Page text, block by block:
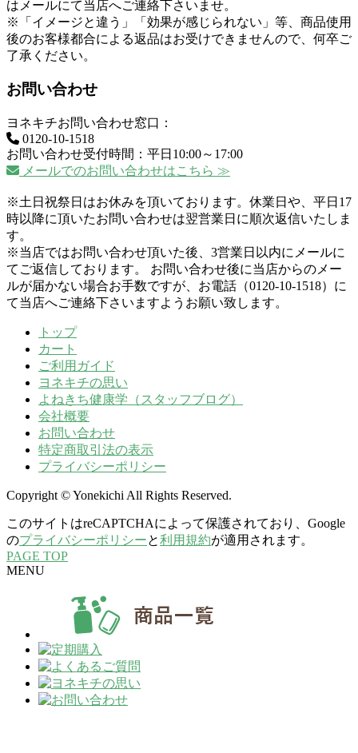
はメールにて当店へご連絡下さいませ。
※「イメージと違う」「効果が感じられない」等、商品使用
後のお客様都合による返品はお受けできませんので、何卒ご
了承ください。
お問い合わせ
ヨネキチお問い合わせ窓口：
0120-10-1518
お問い合わせ受付時間：平日10:00～17:00
メールでのお問い合わせはこちら ≫
※土日祝祭日はお休みを頂いております。休業日や、平日17
時以降に頂いたお問い合わせは翌営業日に順次返信いたしま
す。
※当店ではお問い合わせ頂いた後、3営業日以内にメールに
てご返信しております。 お問い合わせ後に当店からのメー
ルが届かない場合お手数ですが、お電話（0120-10-1518）に
て当店へご連絡下さいますようお願い致します。
トップ
カート
ご利用ガイド
ヨネキチの思い
よねきち健康学（スタッフブログ）
会社概要
お問い合わせ
特定商取引法の表示
プライバシーポリシー
Copyright © Yonekichi All Rights Reserved.
このサイトはreCAPTCHAによって保護されており、Google
のプライバシーポリシーと利用規約が適用されます。
PAGE TOP
MENU